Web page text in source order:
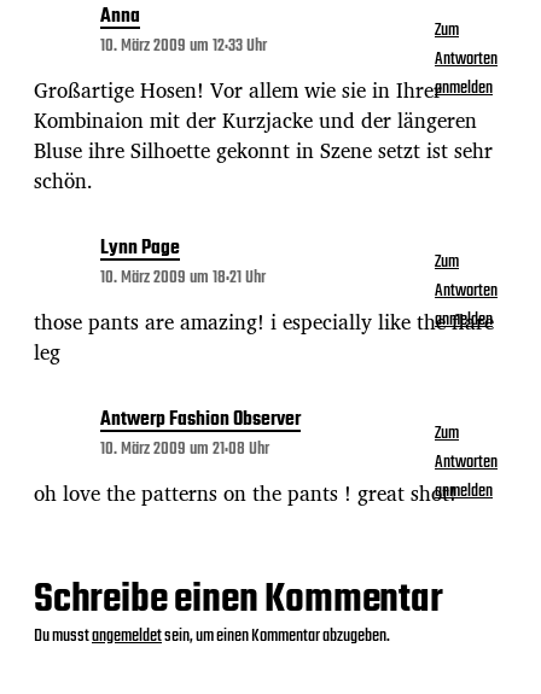
Anna
10. März 2009 um 12:33 Uhr
Großartige Hosen! Vor allem wie sie in Ihrer
Kombinaion mit der Kurzjacke und der längeren
Bluse ihre Silhoette gekonnt in Szene setzt ist sehr
schön.
Zum
Antworten
anmelden
Lynn Page
10. März 2009 um 18:21 Uhr
those pants are amazing! i especially like the flare
leg
Zum
Antworten
anmelden
Antwerp Fashion Observer
10. März 2009 um 21:08 Uhr
oh love the patterns on the pants ! great shot!
Zum
Antworten
anmelden
Schreibe einen Kommentar
Du musstangemeldetsein, um einen Kommentar abzugeben.